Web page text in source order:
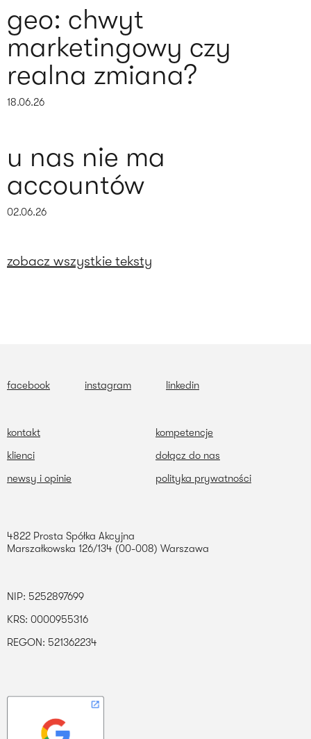
geo: chwyt
marketingowy czy
realna zmiana?
18.06.26
u nas nie ma
accountów
02.06.26
zobacz wszystkie teksty
facebook instagram linkedin
kontakt
kompetencje
klienci
dołącz do nas
newsy i opinie
polityka prywatności
4822 Prosta Spółka Akcyjna
Marszałkowska 126/134 (00-008) Warszawa
NIP: 5252897699
KRS: 0000955316
REGON: 521362234